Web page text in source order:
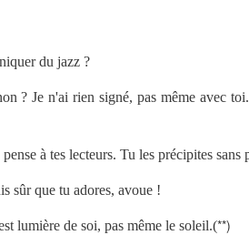
du jazz ?
? Je n'ai rien signé, pas même avec
à tes lecteurs. Tu les précipites
sûr que tu adores, avoue !
lumière de soi, pas même le soleil.(**)